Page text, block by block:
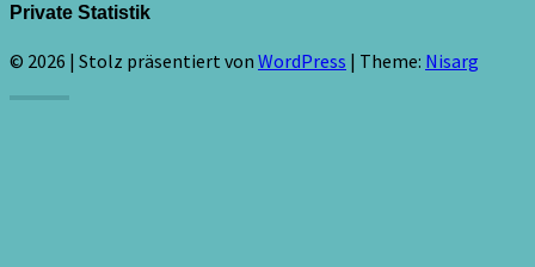
Private Statistik
© 2026 | Stolz präsentiert von WordPress | Theme: Nisarg